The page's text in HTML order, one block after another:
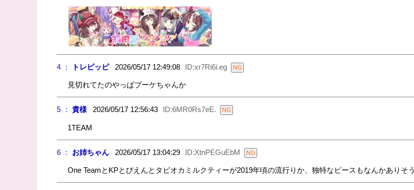
4 ： トレピッピ2026/05/17 12:49:08 ID:xr7Ri6i.eg
見切れてたのやっぱブーケちゃんか
5 ： 貴様2026/05/17 12:56:43 ID:6MR0Rs7eE.
1TEAM
6 ： お姉ちゃん2026/05/17 13:04:29 ID:XtnPEGuEbM
One TeamとKPとぴえんとタピオカミルクティーが2019年頃の流行りか、独特なピースもなんかありそう